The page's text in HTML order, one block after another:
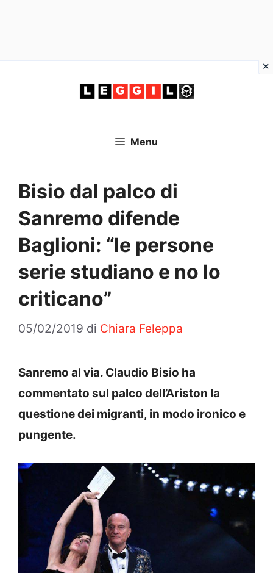
Menu
Bisio dal palco di
Sanremo difende
Baglioni: “le persone
serie studiano e no lo
criticano”
05/02/2019 di Chiara Feleppa
Sanremo al via. Claudio Bisio ha
commentato sul palco dell’Ariston la
questione dei migranti, in modo ironico e
pungente.